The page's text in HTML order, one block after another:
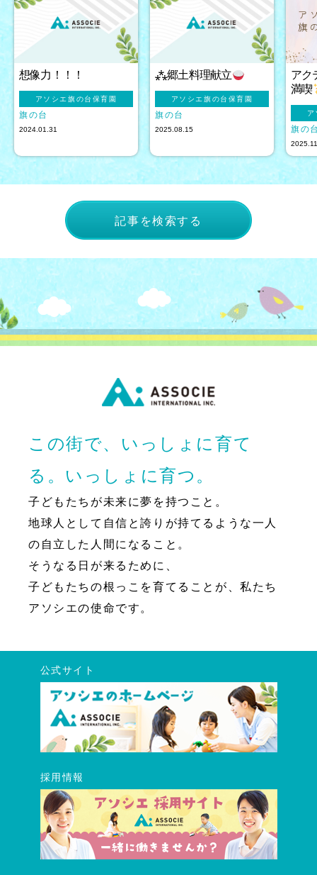
想像力！！！
アソシエ旗の台保育園
旗の台
2024.01.31
⁂郷土料理献立
アソシエ旗の台保育園
旗の台
2025.08.15
アク
満喫
ア
旗の
記事を検索する
この街で、いっしょに育て
る。いっしょに育つ。
子どもたちが未来に夢を持つこと。
地球人として自信と誇りが持てるような一人
の自立した人間になること。
そうなる日が来るために、
子どもたちの根っこを育てることが、私たち
アソシエの使命です。
公式サイト
採用情報